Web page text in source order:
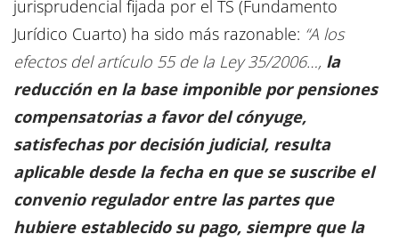
jurisprudencial fijada por el TS (Fundamento
Jurídico Cuarto) ha sido más razonable: “A los
efectos del artículo 55 de la Ley 35/2006…, la
reducción en la base imponible por pensiones
compensatorias a favor del cónyuge,
satisfechas por decisión judicial, resulta
aplicable desde la fecha en que se suscribe el
convenio regulador entre las partes que
hubiere establecido su pago, siempre que la